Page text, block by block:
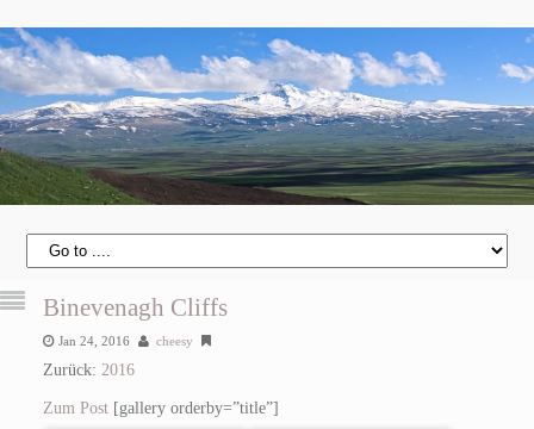
Binevenagh Cliffs
Jan 24, 2016 cheesy
Zurück: 2016
Zum Post[gallery orderby=”title”]